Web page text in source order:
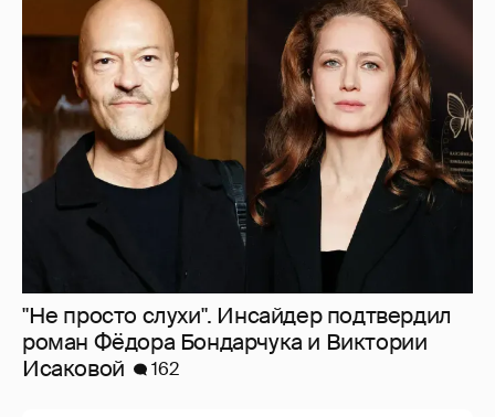
"Не просто слухи". Инсайдер подтвердил
роман Фёдора Бондарчука и Виктории
Исаковой
162